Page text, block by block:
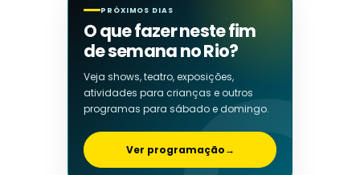
PRÓXIMOS DIAS
O que fazer neste fim
de semana no Rio?
Veja shows, teatro, exposições,
atividades para crianças e outros
programas para sábado e domingo.
Ver programação→